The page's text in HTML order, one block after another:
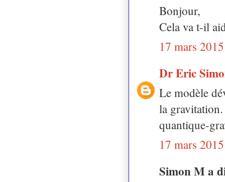
Bonjour,
Cela va t-il
17 mars
Dr Eric
Le modèle
la
quantique-
17 mars
Simon M a